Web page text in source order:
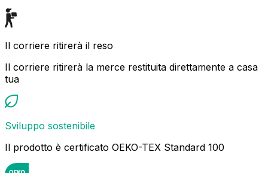
Il corriere ritirerà il reso
Il corriere ritirerà la merce restituita direttamente a casa
tua
Sviluppo sostenibile
Il prodotto è certificato OEKO-TEX Standard 100